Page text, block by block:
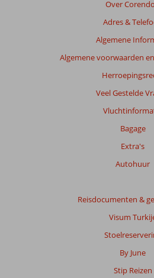
Over
Adres &
Algemene
Algemene voorwaarden
Veel Gestelde
Bagage
Extra's
Autohuur
Reisdocumenten &
Visum
By June
Stip Reizen